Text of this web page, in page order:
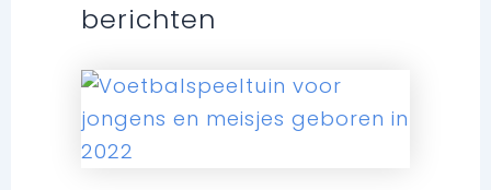
berichten